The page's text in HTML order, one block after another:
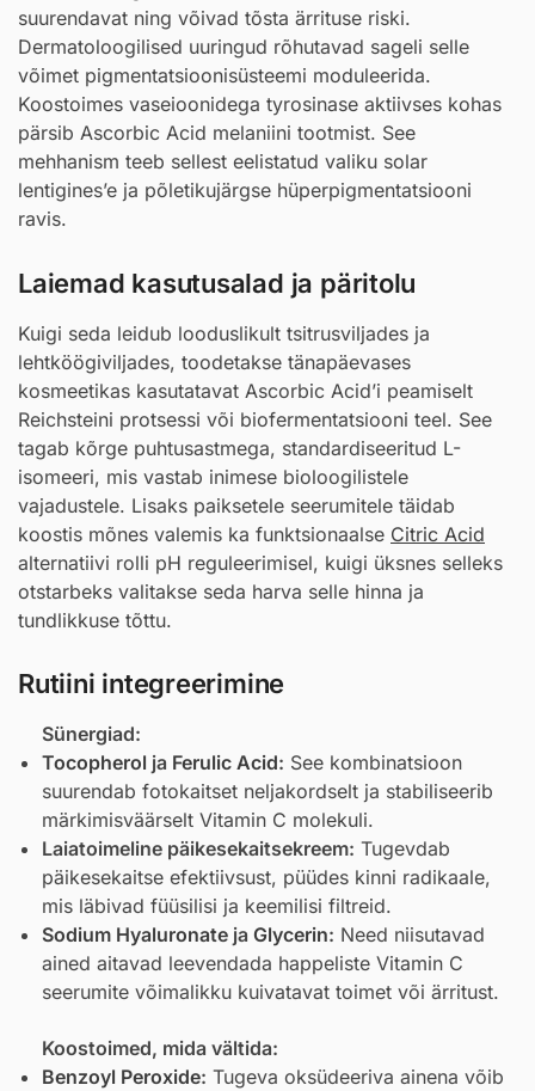
suurendavat ning võivad tõsta ärrituse riski.
Dermatoloogilised uuringud rõhutavad sageli selle
võimet pigmentatsioonisüsteemi moduleerida.
Koostoimes vaseioonidega tyrosinase aktiivses kohas
pärsib Ascorbic Acid melaniini tootmist. See
mehhanism teeb sellest eelistatud valiku solar
lentigines’e ja põletikujärgse hüperpigmentatsiooni
ravis.
Laiemad kasutusalad ja päritolu
Kuigi seda leidub looduslikult tsitrusviljades ja
lehtköögiviljades, toodetakse tänapäevases
kosmeetikas kasutatavat Ascorbic Acid’i peamiselt
Reichsteini protsessi või biofermentatsiooni teel. See
tagab kõrge puhtusastmega, standardiseeritud L-
isomeeri, mis vastab inimese bioloogilistele
vajadustele. Lisaks paiksetele seerumitele täidab
koostis mõnes valemis ka funktsionaalse Citric Acid
alternatiivi rolli pH reguleerimisel, kuigi üksnes selleks
otstarbeks valitakse seda harva selle hinna ja
tundlikkuse tõttu.
Rutiini integreerimine
Sünergiad:
Tocopherol ja Ferulic Acid: See kombinatsioon
suurendab fotokaitset neljakordselt ja stabiliseerib
märkimisväärselt Vitamin C molekuli.
Laiatoimeline päikesekaitsekreem: Tugevdab
päikesekaitse efektiivsust, püüdes kinni radikaale,
mis läbivad füüsilisi ja keemilisi filtreid.
Sodium Hyaluronate ja Glycerin: Need niisutavad
ained aitavad leevendada happeliste Vitamin C
seerumite võimalikku kuivatavat toimet või ärritust.
Koostoimed, mida vältida:
Benzoyl Peroxide: Tugeva oksüdeeriva ainena võib